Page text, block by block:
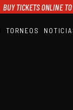
BUY TICKETS ONLINE
TORNEOS